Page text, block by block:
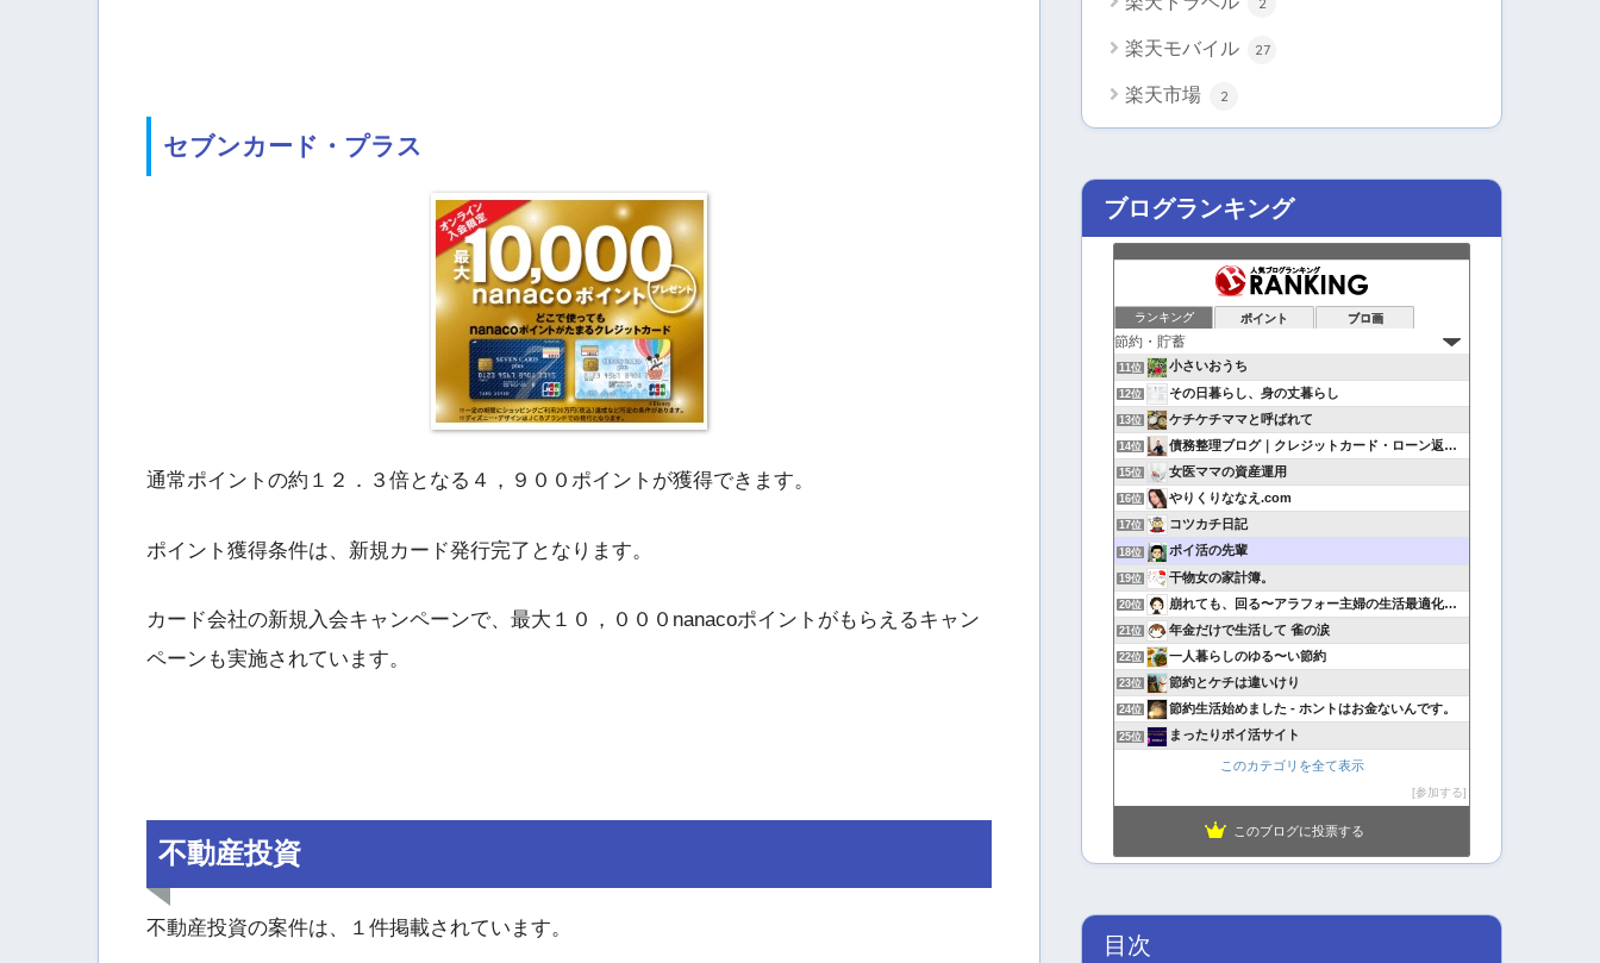
セブンカード・プラス
通常ポイントの約１２．３倍となる４，９００ポイントが獲得できます。
ポイント獲得条件は、新規カード発行完了となります。
カード会社の新規入会キャンペーンで、最大１０，０００nanacoポイントがもらえるキャン
ペーンも実施されています。
不動産投資
不動産投資の案件は、１件掲載されています。
楽天モバイル 27
楽天市場 2
ブログランキング
ランキング ポイント ブロ画
11位 小さいおうち
12位 その日暮らし、身の丈暮らし
13位 ケチケチママと呼ばれて
14位 債務整理ブログ｜クレジットカード・ローン返済で悩んでいる方へ
15位 女医ママの資産運用
16位 やりくりななえ.com
17位 コツカチ日記
18位 ポイ活の先輩
19位 干物女の家計簿。
20位 崩れても、回る〜アラフォー主婦の生活最適化日記
21位 年金だけで生活して 雀の涙
22位 一人暮らしのゆる〜い節約
23位 節約とケチは違いけり
24位 節約生活始めました - ホントはお金ないんです。
25位 まったりポイ活サイト
このカテゴリを全て表示
参加する
このブログに投票する
目次